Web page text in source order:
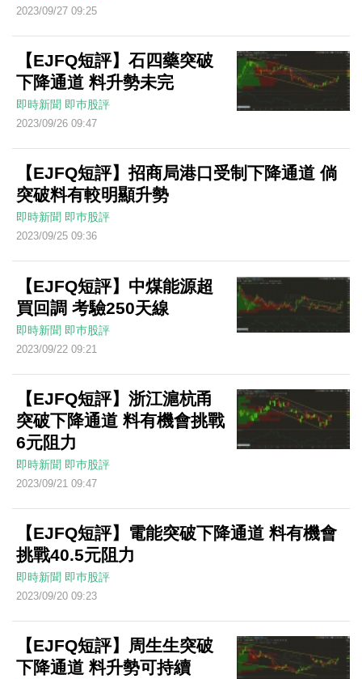
2023/09/27 09:25
【EJFQ短評】石四藥突破
下降通道 料升勢未完
即時新聞 即巿股評
2023/09/26 09:47
【EJFQ短評】招商局港口受制下降通道 倘
突破料有較明顯升勢
即時新聞 即巿股評
2023/09/25 09:36
【EJFQ短評】中煤能源超
買回調 考驗250天線
即時新聞 即巿股評
2023/09/22 09:21
【EJFQ短評】浙江滬杭甬
突破下降通道 料有機會挑戰
6元阻力
即時新聞 即巿股評
2023/09/21 09:47
【EJFQ短評】電能突破下降通道 料有機會
挑戰40.5元阻力
即時新聞 即巿股評
2023/09/20 09:23
【EJFQ短評】周生生突破
下降通道 料升勢可持續